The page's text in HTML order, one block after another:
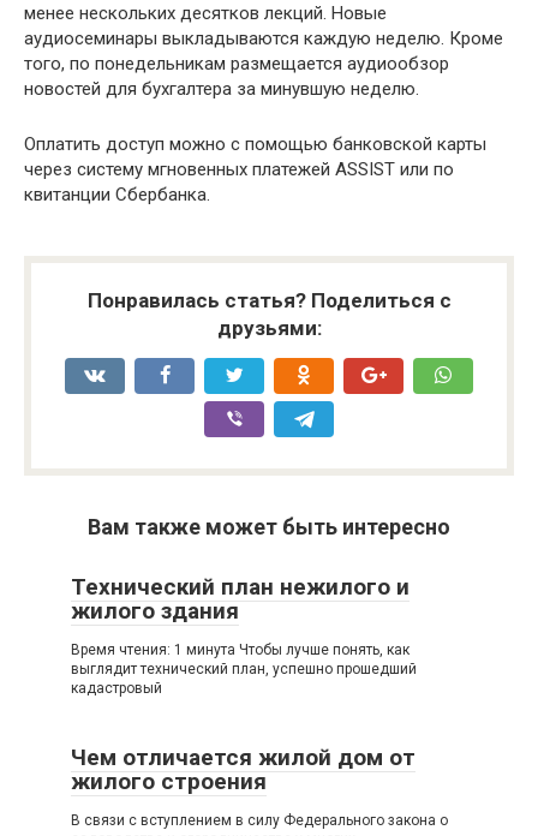
менее нескольких десятков лекций. Новые
аудиосеминары выкладываются каждую неделю. Кроме
того, по понедельникам размещается аудиообзор
новостей для бухгалтера за минувшую неделю.
Оплатить доступ можно с помощью банковской карты
через систему мгновенных платежей ASSIST или по
квитанции Сбербанка.
Понравилась статья? Поделиться с
друзьями:
Вам также может быть интересно
Технический план нежилого и
жилого здания
Время чтения: 1 минута Чтобы лучше понять, как
выглядит технический план, успешно прошедший
кадастровый
Чем отличается жилой дом от
жилого строения
В связи с вступлением в силу Федерального закона о